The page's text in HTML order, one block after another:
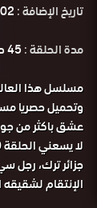
تاريخ الإضافة :
مدة الحلقة :45 دقيقة
لا يسعني الحلقة 90 مدبلجة قصة عشق.
جزائر ترك، رجل
الإنتقام